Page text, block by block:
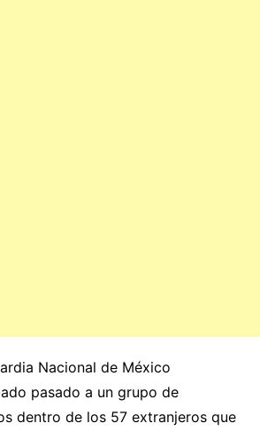
Nacional de México
pasado a un grupo de
dentro de los 57 extranjeros que